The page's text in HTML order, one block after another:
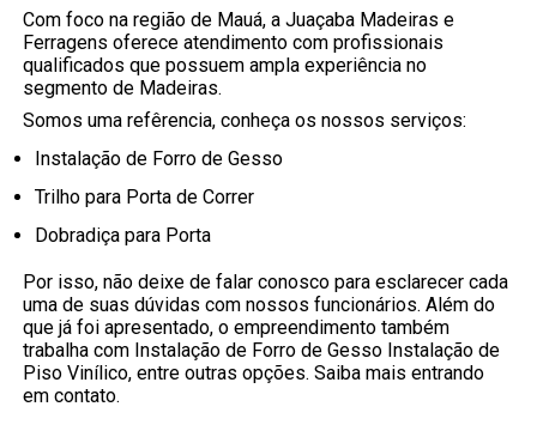
Com foco na região de Mauá, a Juaçaba Madeiras e
Ferragens oferece atendimento com profissionais
qualificados que possuem ampla experiência no
segmento de Madeiras.
Somos uma refêrencia, conheça os nossos serviços:
Instalação de Forro de Gesso
Trilho para Porta de Correr
Dobradiça para Porta
Por isso, não deixe de falar conosco para esclarecer cada
uma de suas dúvidas com nossos funcionários. Além do
que já foi apresentado, o empreendimento também
trabalha com Instalação de Forro de Gesso Instalação de
Piso Vinílico, entre outras opções. Saiba mais entrando
em contato.